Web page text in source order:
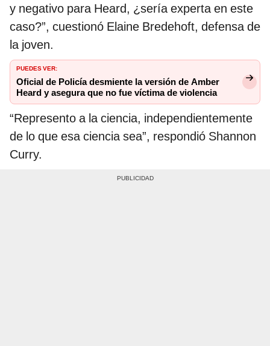
y negativo para Heard, ¿sería experta en este
caso?”, cuestionó Elaine Bredehoft, defensa de
la joven.
PUEDES VER:
Oficial de Policía desmiente la versión de Amber
Heard y asegura que no fue víctima de violencia
“Represento a la ciencia, independientemente
de lo que esa ciencia sea”, respondió Shannon
Curry.